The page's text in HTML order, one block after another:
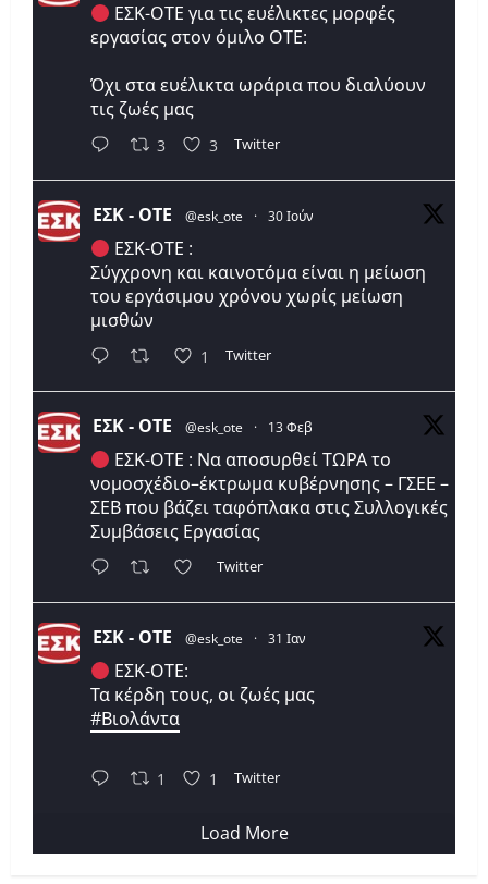
ΕΣΚ-ΟΤΕ για τις ευέλικτες μορφές
εργασίας στον όμιλο ΟΤΕ:
Όχι στα ευέλικτα ωράρια που διαλύουν
τις ζωές μας
3 3 Twitter
ΕΣΚ - ΟΤΕ @esk_ote · 30 Ιούν
ΕΣΚ-ΟΤΕ :
Σύγχρονη και καινοτόμα είναι η μείωση
του εργάσιμου χρόνου χωρίς μείωση
μισθών
1 Twitter
ΕΣΚ - ΟΤΕ @esk_ote · 13 Φεβ
ΕΣΚ-ΟΤΕ : Να αποσυρθεί ΤΩΡΑ το
νομοσχέδιο–έκτρωμα κυβέρνησης – ΓΣΕΕ –
ΣΕΒ που βάζει ταφόπλακα στις Συλλογικές
Συμβάσεις Εργασίας
Twitter
ΕΣΚ - ΟΤΕ @esk_ote · 31 Ιαν
ΕΣΚ-ΟΤΕ:
Τα κέρδη τους, οι ζωές μας
#Βιολάντα
1 1 Twitter
Load More